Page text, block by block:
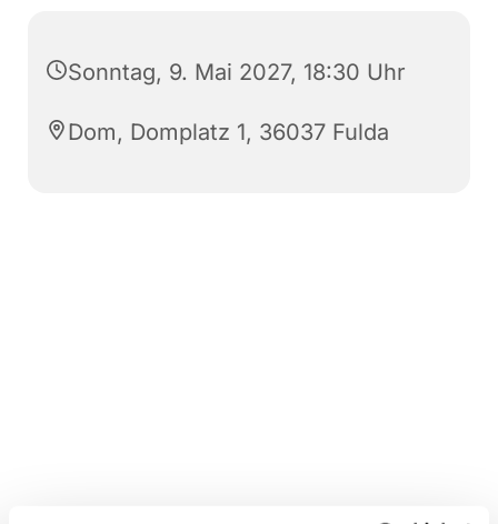
Sonntag, 9. Mai 2027, 18:30 Uhr
Dom, Domplatz 1, 36037 Fulda